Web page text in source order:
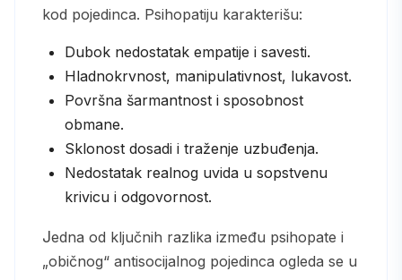
kod pojedinca. Psihopatiju karakterišu:
Dubok nedostatak empatije i savesti.
Hladnokrvnost, manipulativnost, lukavost.
Površna šarmantnost i sposobnost
obmane.
Sklonost dosadi i traženje uzbuđenja.
Nedostatak realnog uvida u sopstvenu
krivicu i odgovornost.
Jedna od ključnih razlika između psihopate i
„običnog“ antisocijalnog pojedinca ogleda se u